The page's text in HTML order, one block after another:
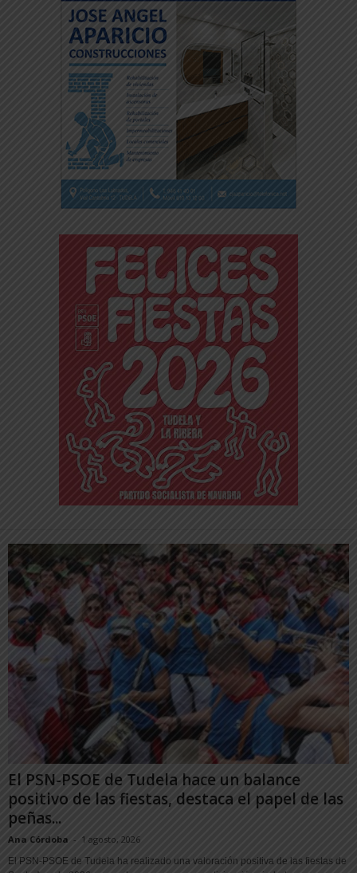
El PSN-PSOE de Tudela hace un balance
positivo de las fiestas, destaca el papel de las
peñas...
Ana Córdoba - 1 agosto, 2026
El PSN-PSOE de Tudela ha realizado una valoración positiva de las fiestas de